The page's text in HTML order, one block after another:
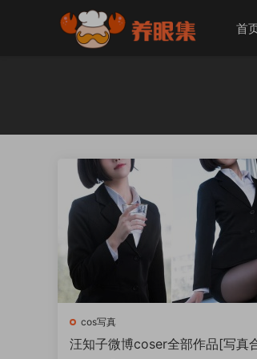
首
cos写真
汪知子微博coser全部作品[写真